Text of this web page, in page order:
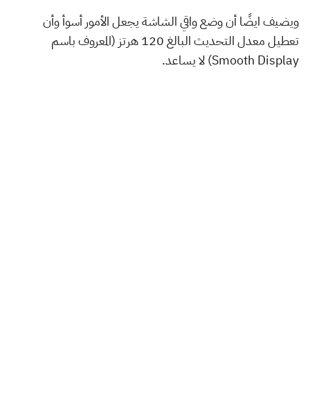
ويضيف ايضًا أن وضع واقي الشاشة يجعل الأمور أسوأ وأن
تعطيل معدل التحديث البالغ 120 هرتز (المعروف باسم
Smooth Display) لا يساعد.